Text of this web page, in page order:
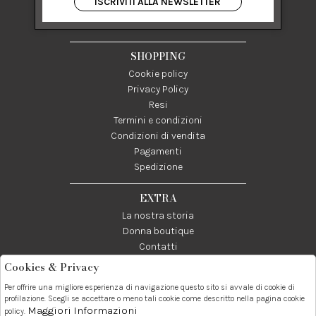
84122 Salerno Italia
P IVA 03024950655
SHOPPING
Cookie policy
Privacy Policy
Resi
Termini e condizioni
Condizioni di vendita
Pagamenti
Spedizione
EXTRA
La nostra storia
Donna boutique
Contatti
Telefono:
089237858
Whatsapp:
3338855601
Contatti:
info@donna1981.it
Cookies & Privacy
Per offrire una migliore esperienza di navigazione questo sito si avvale di cookie di
profilazione. Scegli se accettare o meno tali cookie come descritto nella pagina cookie
policy. Maggiori Informazioni